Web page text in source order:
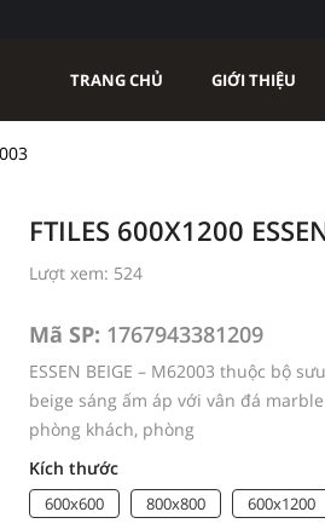
TRANG CHỦ GIỚI THIỆU
FTILES 600X1200
Lượt xem: 524
Mã SP: 1767943381209
ESSEN BEIGE – M62003 thuộc bộ
beige sáng ấm áp với vân đá
phòng khách, phòng
Kích thước
600x600 800x800 600x1200